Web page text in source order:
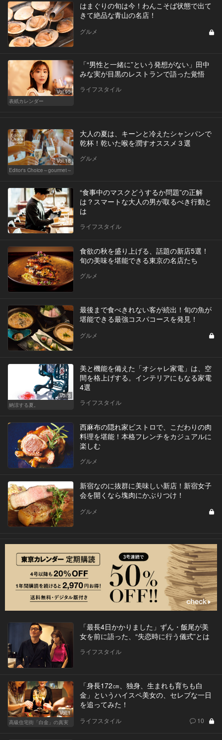
はまぐりの旬は今！わんこそば状態で出て
きて絶品な青山の名店！
グルメ
Vol.95
表紙カレンダー
「“男性と一緒に”という発想がない」田中
みな実が目黒のレストランで語った覚悟
ライフスタイル
Vol.18
Editor's Choice～gourmet～
大人の夏は、キーンと冷えたシャンパンで
乾杯！乾いた喉を潤すオススメ３選
グルメ
“食事中のマスクどうするか問題”の正解
は？スマートな大人の男が取るべき行動と
は
ライフスタイル
食欲の秋を盛り上げる、話題の新店5選！
旬の美味を堪能できる東京の名店たち
グルメ
最後まで食べきれない客が続出！旬の魚が
堪能できる最強コスパコースを発見！
グルメ
Vol.3
納涼する夏。
美と機能を備えた「オシャレ家電」は、空
間を格上げする。インテリアにもなる家電
4選
ライフスタイル
西麻布の隠れ家ビストロで、こだわりの肉
料理を堪能！本格フレンチをカジュアルに
楽しむ
グルメ
新宿なのに抜群に美味しい新店！新宿女子
会を開くなら塊肉にかぶりつけ！
グルメ
「最長4日かかりました」ずん・飯尾が美
女を前に語った、“失恋時に行う儀式”とは
ライフスタイル
Vol.1
高級住宅街「白金」の真実
「身長172㎝、独身、生まれも育ちも白
金」というハイスペ美女の、セレブな一日
を追ってみた！
ライフスタイル 10